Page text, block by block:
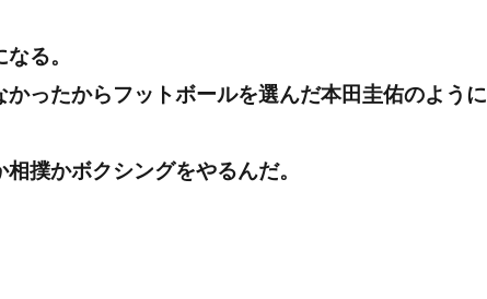
る。
ったからフットボールを選んだ本田圭佑のように
撲かボクシングをやるんだ。